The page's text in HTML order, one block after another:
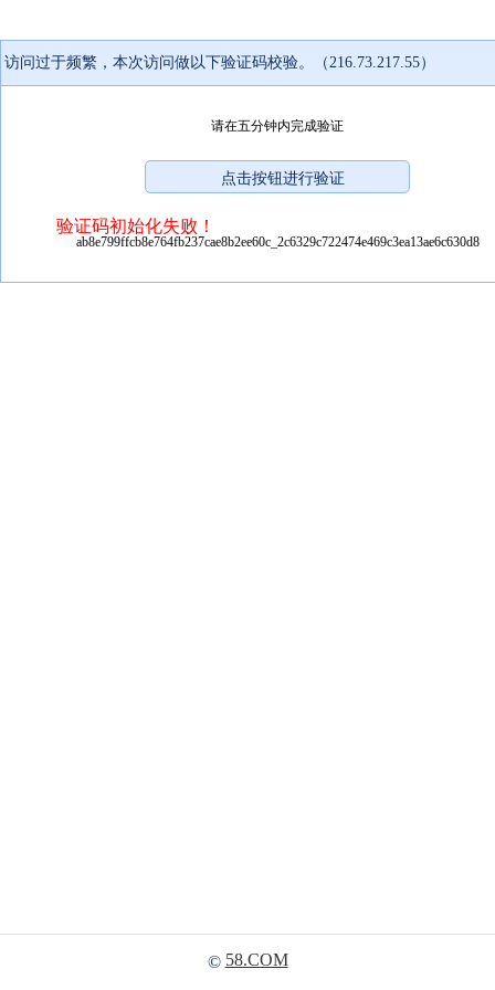
访问过于频繁，本次访问做以下验证码校验。（216.73.217.55）
请在五分钟内完成验证
验证码初始化失败！
ab8e799ffcb8e764fb237cae8b2ee60c_2c6329c722474e469c3ea13ae6c630d8
© 58.COM